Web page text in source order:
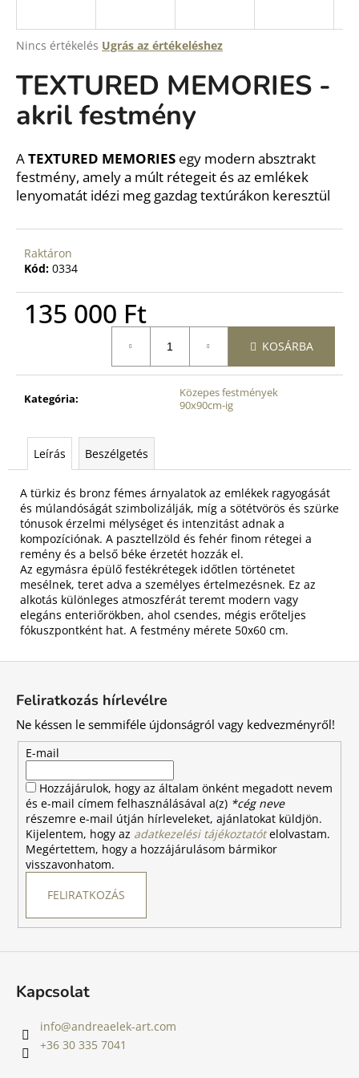
A
átlagos
értékelése
ből
csillag.
Nincs értékelés Ugrás az értékeléshez
TEXTURED MEMORIES -
akril festmény
ATEXTURED MEMORIES egy modern absztrakt
festmény, amely a múlt rétegeit és az emlékek
lenyomatát idézi meg gazdag textúrákon keresztül
Raktáron
Kód: 0334
135 000 Ft
KOSÁRBA
Kategória:
Közepes festmények
90x90cm-ig
Leírás Beszélgetés
A türkiz és bronz fémes árnyalatok az emlékek ragyogását
és múlandóságát szimbolizálják, míg a sötétvörös és szürke
tónusok érzelmi mélységet és intenzitást adnak a
kompozíciónak. A pasztellzöld és fehér finom rétegei a
remény és a belső béke érzetét hozzák el.
Az egymásra épülő festékrétegek időtlen történetet
mesélnek, teret adva a személyes értelmezésnek. Ez az
alkotás különleges atmoszférát teremt modern vagy
elegáns enteriőrökben, ahol csendes, mégis erőteljes
fókuszpontként hat. A festmény mérete 50x60 cm.
Feliratkozás hírlevélre
Ne késsen le semmiféle újdonságról vagy kedvezményről!
E-mail
Hozzájárulok, hogy az általam önként megadott nevem
és e-mail címem felhasználásával a(z) *cég neve
részemre e-mail útján hírleveleket, ajánlatokat küldjön.
Kijelentem, hogy az adatkezelési tájékoztatót elolvastam.
Megértettem, hogy a hozzájárulásom bármikor
visszavonhatom.
FELIRATKOZÁS
Kapcsolat
info@andreaelek-art.com
+36 30 335 7041